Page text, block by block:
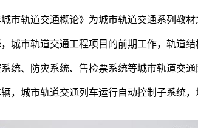
城市轨道交通概论》为城市轨道交通系列教
城市轨道交通工程项目的前期工作，轨道
统、防灾系统、售检票系统等城市轨道交
城市轨道交通列车运行自动控制子系统，